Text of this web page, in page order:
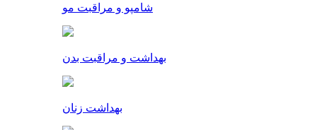
شامپو و مراقبت مو
بهداشت و مراقبت بدن
بهداشت زنان